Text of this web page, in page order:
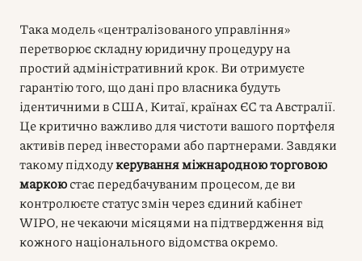
Така модель «централізованого управління»
перетворює складну юридичну процедуру на
простий адміністративний крок. Ви отримуєте
гарантію того, що дані про власника будуть
ідентичними в США, Китаї, країнах ЄС та Австралії.
Це критично важливо для чистоти вашого портфеля
активів перед інвесторами або партнерами. Завдяки
такому підходукерування міжнародною торговою
маркоюстає передбачуваним процесом, де ви
контролюєте статус змін через єдиний кабінет
WIPO, не чекаючи місяцями на підтвердження від
кожного національного відомства окремо.